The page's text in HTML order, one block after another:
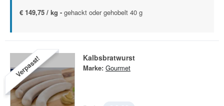
€ 149,75 / kg - gehackt oder gehobelt 40 g
Verpasst! Kalbsbratwurst
Marke: Gourmet